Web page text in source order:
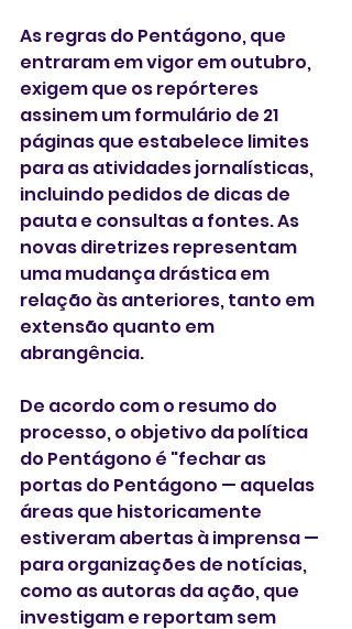
As regras do Pentágono, que
entraram em vigor em outubro,
exigem que os repórteres
assinem um formulário de 21
páginas que estabelece limites
para as atividades jornalísticas,
incluindo pedidos de dicas de
pauta e consultas a fontes. As
novas diretrizes representam
uma mudança drástica em
relação às anteriores, tanto em
extensão quanto em
abrangência.
De acordo com o resumo do
processo, o objetivo da política
do Pentágono é "fechar as
portas do Pentágono — aquelas
áreas que historicamente
estiveram abertas à imprensa —
para organizações de notícias,
como as autoras da ação, que
investigam e reportam sem